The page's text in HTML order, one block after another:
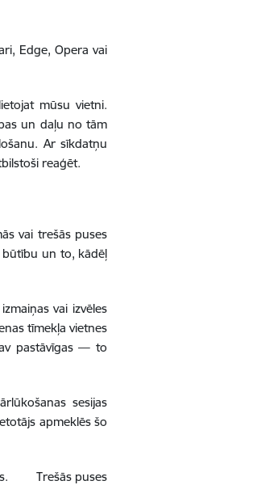
Edge, Opera vai
mūsu vietni.
un daļu no tām
Ar sīkdatņu
reaģēt.
vai trešās puses
būtību un to, kādēļ
vai izvēles
tīmekļa vietnes
pastāvīgas — to
sesijas
apmeklēs šo
Trešās puses